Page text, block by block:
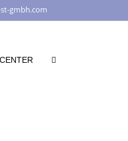
gmbh.com